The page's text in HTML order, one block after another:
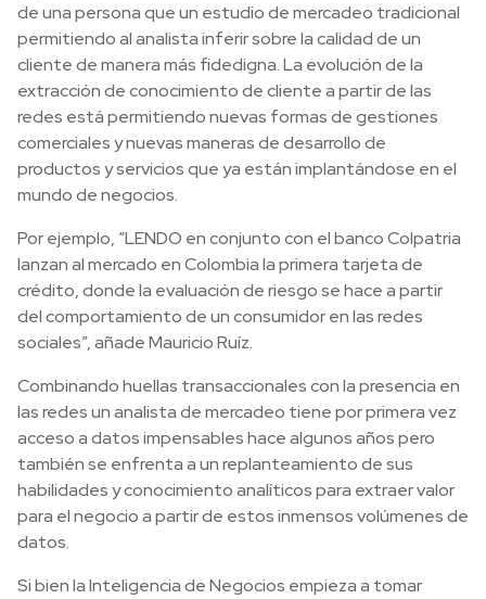
de una persona que un estudio de mercadeo tradicional
permitiendo al analista inferir sobre la calidad de un
cliente de manera más fidedigna. La evolución de la
extracción de conocimiento de cliente a partir de las
redes está permitiendo nuevas formas de gestiones
comerciales y nuevas maneras de desarrollo de
productos y servicios que ya están implantándose en el
mundo de negocios.
Por ejemplo, “LENDO en conjunto con el banco Colpatria
lanzan al mercado en Colombia la primera tarjeta de
crédito, donde la evaluación de riesgo se hace a partir
del comportamiento de un consumidor en las redes
sociales”, añade Mauricio Ruíz.
Combinando huellas transaccionales con la presencia en
las redes un analista de mercadeo tiene por primera vez
acceso a datos impensables hace algunos años pero
también se enfrenta a un replanteamiento de sus
habilidades y conocimiento analíticos para extraer valor
para el negocio a partir de estos inmensos volúmenes de
datos.
Si bien la Inteligencia de Negocios empieza a tomar